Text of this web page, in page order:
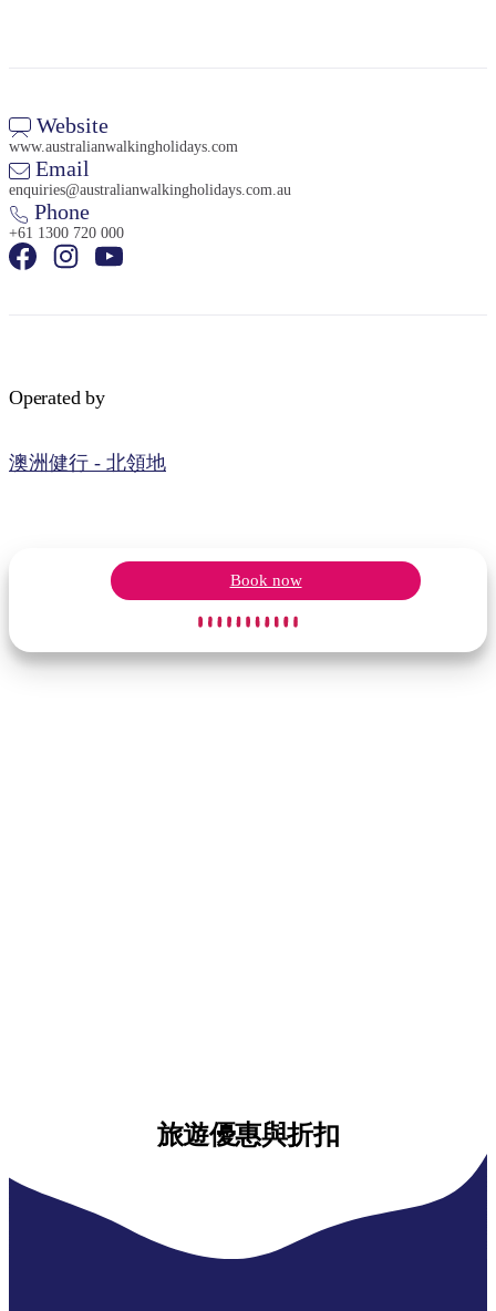
up
Website
www.australianwalkingholidays.com
Email
enquiries@australianwalkingholidays.com.au
Phone
+61 1300 720 000
Operated by
澳洲健行 - 北領地
Book now
旅遊優惠與折扣